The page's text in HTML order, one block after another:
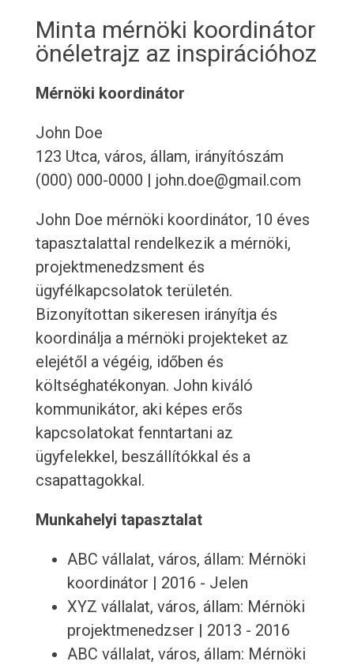
Minta mérnöki koordinátor
önéletrajz az inspirációhoz
Mérnöki koordinátor
John Doe
123 Utca, város, állam, irányítószám
(000) 000-0000 | john.doe@gmail.com
John Doe mérnöki koordinátor, 10 éves
tapasztalattal rendelkezik a mérnöki,
projektmenedzsment és
ügyfélkapcsolatok területén.
Bizonyítottan sikeresen irányítja és
koordinálja a mérnöki projekteket az
elejétől a végéig, időben és
költséghatékonyan. John kiváló
kommunikátor, aki képes erős
kapcsolatokat fenntartani az
ügyfelekkel, beszállítókkal és a
csapattagokkal.
Munkahelyi tapasztalat
ABC vállalat, város, állam: Mérnöki
koordinátor | 2016 - Jelen
XYZ vállalat, város, állam: Mérnöki
projektmenedzser | 2013 - 2016
ABC vállalat, város, állam: Mérnöki